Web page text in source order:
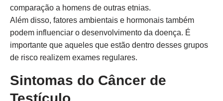
comparação a homens de outras etnias.
Além disso, fatores ambientais e hormonais também
podem influenciar o desenvolvimento da doença. É
importante que aqueles que estão dentro desses grupos
de risco realizem exames regulares.
Sintomas do Câncer de